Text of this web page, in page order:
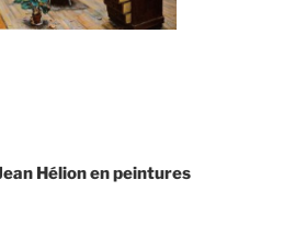
Hélion en peintures